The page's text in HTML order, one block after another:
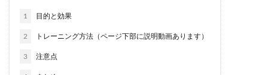
1 目的と効果
2 トレーニング方法（ページ下部に説明動画あります）
3 注意点